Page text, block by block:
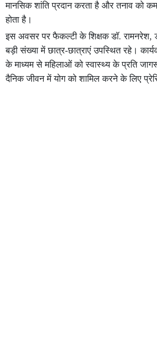
मानसिक शांति प्रदान करता है और तनाव को
होता है।
इस अवसर पर फैकल्टी के शिक्षक डॉ. रामनरेश,
बड़ी संख्या में छात्र-छात्राएं उपस्थित रहे।
के माध्यम से महिलाओं को स्वास्थ्य के प्रति
दैनिक जीवन में योग को शामिल करने के लिए